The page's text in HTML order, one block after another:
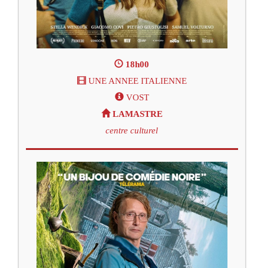
18h00
UNE ANNEE ITALIENNE
VOST
LAMASTRE
centre culturel